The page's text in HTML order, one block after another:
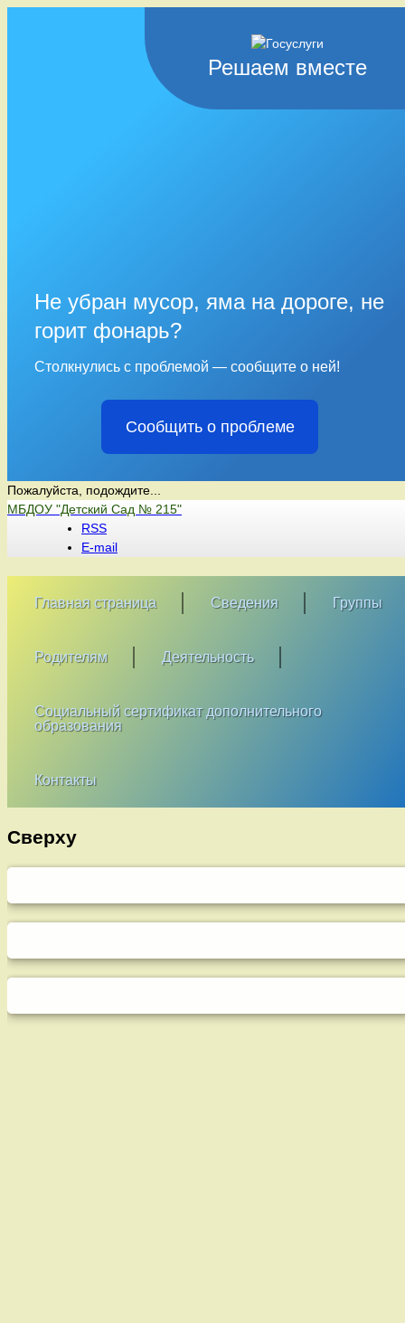
Решаем вместе
Не убран мусор, яма на дороге, не
горит фонарь?
Столкнулись с проблемой — сообщите о ней!
Сообщить о проблеме
Пожалуйста, подождите...
Перейти
содержимому
МБДОУ "Детский Сад № 215"
RSS
E-mail
Главная страница Сведения Группы
Родителям Деятельность
Социальный сертификат дополнительного
образования
Контакты
Сверху